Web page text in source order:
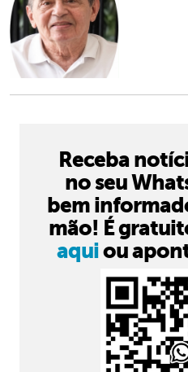
Receba
no seu
bem
mão! É
aquiou